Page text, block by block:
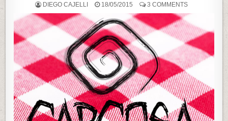
DIEGO CAJELLI 18/05/2015 3 COMMENTS